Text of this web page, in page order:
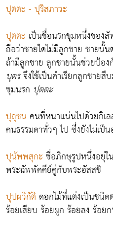
ปุตตะ - ปุริสภาวะ
ปุตตะ เป็นชื่อนรกขุมหนึ่งขอ
ถือว่าชายใดไม่มีลูกชาย ชายนั้
ถ้ามีลูกชาย ลูกชายนั้นช่วยป้อ
บุตรจึงใช้เป็นคำเรียกลูกชาย
ขุมนรก ปุตตะ
ปุถุชน คนที่หนาแน่นไปด้วยกิเ
คนธรรมดาทั่วๆ ไป ซึ่งยังไม่เ
ปุนัพพสุกะ ชื่อภิกษุรูปหนึ่งอยุ่ใ
พระฉัพพัคคีย์คู่กับพระอัสสชิ
ปุปผวิกัติ ดอกไม้ที่แต่งเป็นชนิด
ร้อยเสียบ ร้อยผูก ร้อยลง ร้อย